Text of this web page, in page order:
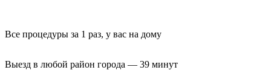
Все процедуры за 1 раз, у вас на дому
Выезд в любой район города — 39 минут